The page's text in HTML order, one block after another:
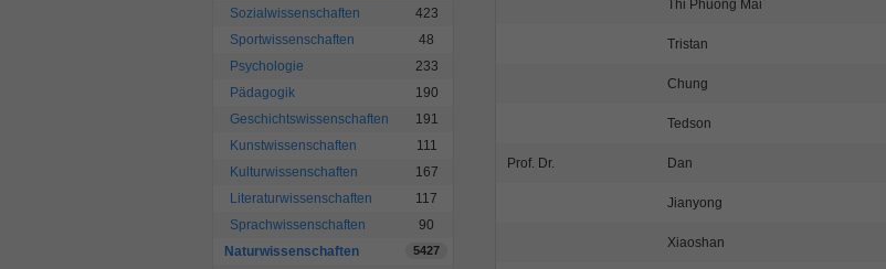
Sozialwissenschaften
423
Sportwissenschaften
48
Psychologie
233
Pädagogik
190
Geschichtswissenschaften
191
Kunstwissenschaften
111
Kulturwissenschaften
167
Literaturwissenschaften
117
Sprachwissenschaften
90
Naturwissenschaften
5427
Thi Phuong Mai
Tristan
Chung
Tedson
Prof. Dr. Dan
Jianyong
Xiaoshan